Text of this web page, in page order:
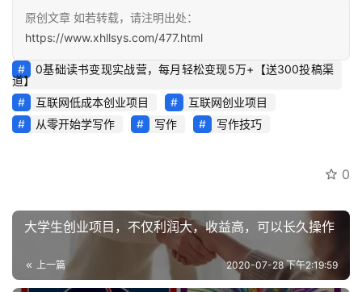
原创文章 如若转载，请注明出处：
https://www.xhllsys.com/477.html
0基础读书变现实战营，每月轻松变现5万+【送300投稿渠
道】
互联网低成本创业项目
互联网创业项目
从零开始学写作
写作 写作技巧
0
大学生创业项目，不仅利润大，收益高，可以长久操作
上一篇 2020-07-28 下午2:19:59